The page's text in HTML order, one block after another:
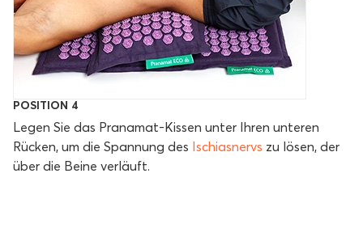
POSITION 4
Legen Sie das Pranamat-Kissen unter Ihren unteren
Rücken, um die Spannung des Ischiasnervs zu lösen, der
über die Beine verläuft.